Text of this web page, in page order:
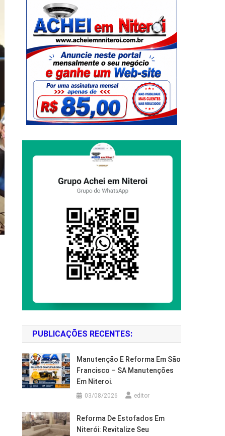
PUBLICAÇÕES RECENTES:
Manutenção E Reforma Em São
Francisco – SA Manutenções
Em Niteroi.
03/08/2026 editor
Reforma De Estofados Em
Niterói: Revitalize Seu